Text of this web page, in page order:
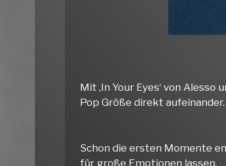
Mit ‚In Your Eyes‘ von
Pop Größe direkt aufeinander.
Schon die ersten Momente
für große Emotionen lassen.